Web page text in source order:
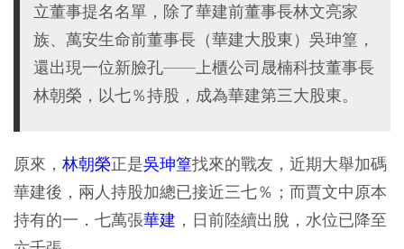
立董事提名名單，除了華建前董事長林文亮家
族、萬安生命前董事長（華建大股東）吳珅篁，
還出現一位新臉孔——上櫃公司晟楠科技董事長
林朝榮，以七％持股，成為華建第三大股東。
原來， 林朝榮正是吳珅篁找來的戰友，近期大舉加碼
華建後，兩人持股加總已接近三七％；而賈文中原本
持有的一．七萬張華建 ，日前陸續出脫，水位已降至